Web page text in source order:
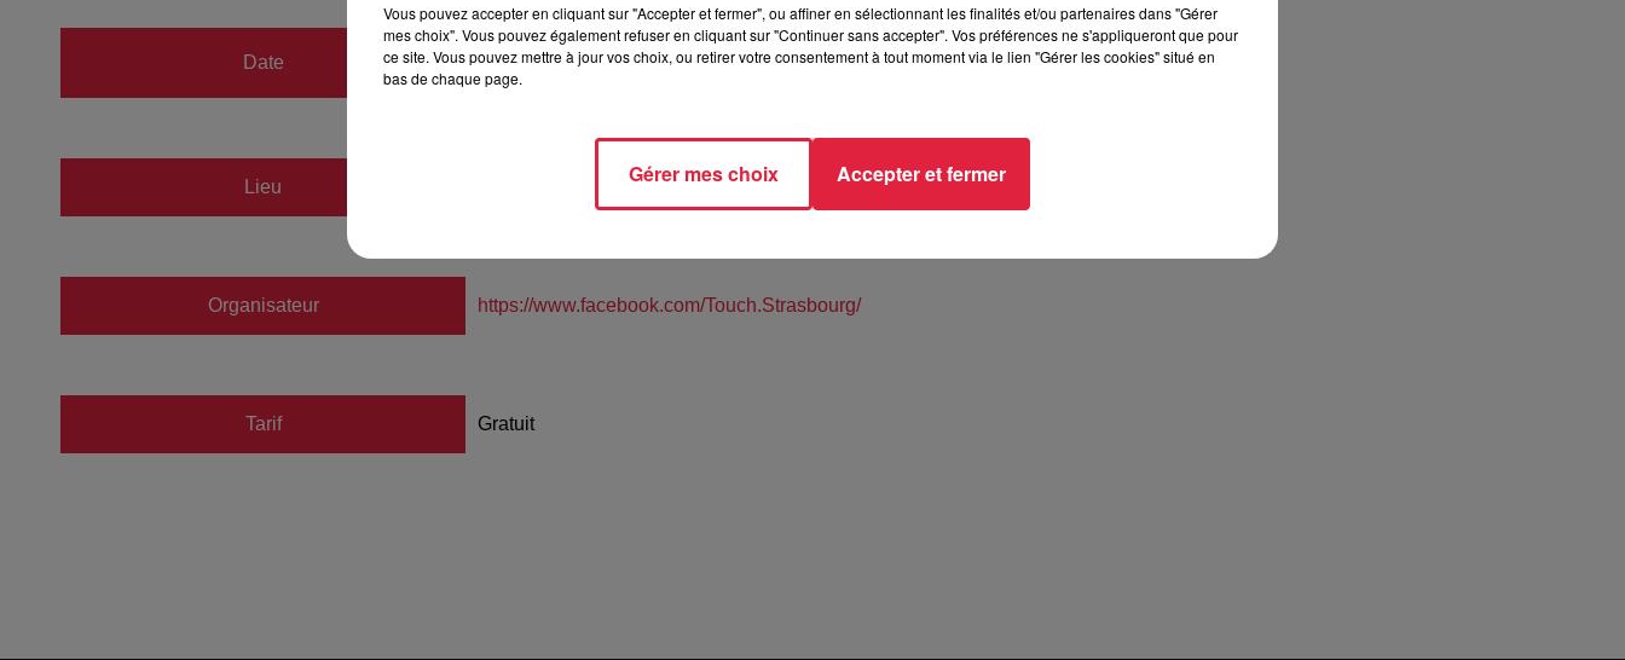
Date
du11 septembre 2021 à 0h00
au11 septembre 2021 à 0h00
Lieu
Organisateur https://www.facebook.com/Touch.Strasbourg/
Tarif Gratuit
Vous pouvez accepter en cliquant sur "Accepter et fermer", ou affiner en sélectionnant les finalités et/ou partenaires dans "Gérer
mes choix". Vous pouvez également refuser en cliquant sur "Continuer sans accepter". Vos préférences ne s'appliqueront que pour
ce site. Vous pouvez mettre à jour vos choix, ou retirer votre consentement à tout moment via le lien "Gérer les cookies" situé en
bas de chaque page.
Gérer mes choix Accepter et fermer